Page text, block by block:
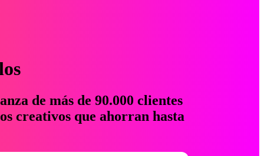
de más de 90.000 clientes
creativos que ahorran hasta